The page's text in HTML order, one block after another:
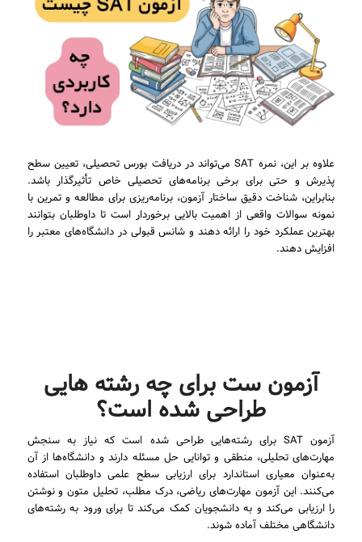
علاوه بر این، نمره SAT می‌تواند در دریافت بورس تحصیلی، تعیین سطح
پذیرش و حتی برای برخی برنامه‌های تحصیلی خاص تأثیرگذار باشد.
بنابراین، شناخت دقیق ساختار آزمون، برنامه‌ریزی برای مطالعه و تمرین با
نمونه سوالات واقعی از اهمیت بالایی برخوردار است تا داوطلبان بتوانند
بهترین عملکرد خود را ارائه دهند و شانس قبولی در دانشگاه‌های معتبر را
افزایش دهند.
آزمون ست برای چه رشته هایی
طراحی شده است؟
آزمون SAT برای رشته‌هایی طراحی شده است که نیاز به سنجش
مهارت‌های تحلیلی، منطقی و توانایی حل مسئله دارند و دانشگاه‌ها از آن
به‌عنوان معیاری استاندارد برای ارزیابی سطح علمی داوطلبان استفاده
می‌کنند. این آزمون مهارت‌های ریاضی، درک مطلب، تحلیل متون و نوشتن
را ارزیابی می‌کند و به دانشجویان کمک می‌کند تا برای ورود به رشته‌های
دانشگاهی مختلف آماده شوند.